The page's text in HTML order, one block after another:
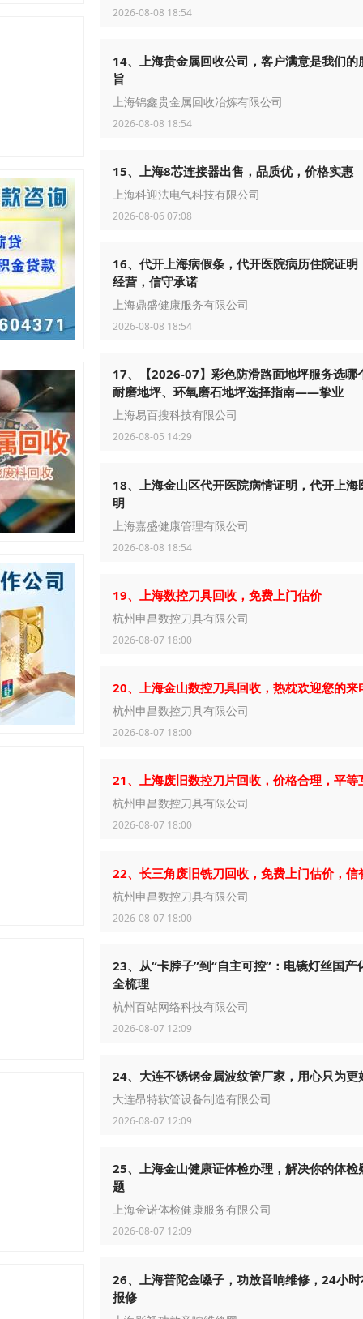
2026-08-08 18:54
14、上海贵金属回收公司，客户满意是我们的
旨
上海锦鑫贵金属回收冶炼有限公司
2026-08-08 18:54
15、上海8芯连接器出售，品质优，价格实惠
上海科迎法电气科技有限公司
2026-08-06 07:08
16、代开上海病假条，代开医院病历住院证明
经营，信守承诺
上海鼎盛健康服务有限公司
2026-08-08 18:54
17、【2026-07】彩色防滑路面地坪服务选哪
耐磨地坪、环氧磨石地坪选择指南——挚业
上海易百搜科技有限公司
2026-08-05 14:29
18、上海金山区代开医院病情证明，代开上海
明
上海嘉盛健康管理有限公司
2026-08-08 18:54
19、上海数控刀具回收，免费上门估价
杭州申昌数控刀具有限公司
2026-08-07 18:00
20、上海金山数控刀具回收，热枕欢迎您的来
杭州申昌数控刀具有限公司
2026-08-07 18:00
21、上海废旧数控刀片回收，价格合理，平等
杭州申昌数控刀具有限公司
2026-08-07 18:00
22、长三角废旧铣刀回收，免费上门估价，信
杭州申昌数控刀具有限公司
2026-08-07 18:00
23、从“卡脖子”到“自主可控”：电镜灯丝国产
全梳理
杭州百站网络科技有限公司
2026-08-07 12:09
24、大连不锈钢金属波纹管厂家，用心只为更
大连昂特软管设备制造有限公司
2026-08-07 12:09
25、上海金山健康证体检办理，解决你的体检
题
上海金诺体检健康服务有限公司
2026-08-07 12:09
26、上海普陀金嗓子，功放音响维修，24小
报修